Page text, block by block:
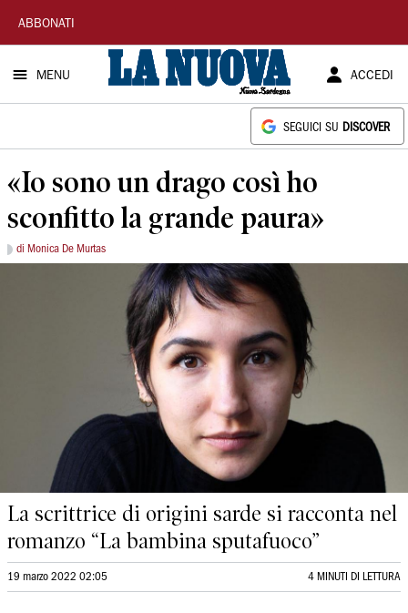
La
Nuova
Sardegna
ABBONATI
MENU ACCEDI
SEGUICI SU DISCOVER
«Io sono un drago così ho
sconfitto la grande paura»
di Monica De Murtas
La scrittrice di origini sarde si racconta nel
romanzo “La bambina sputafuoco”
19 marzo 2022 02:05 4 MINUTI DI LETTURA